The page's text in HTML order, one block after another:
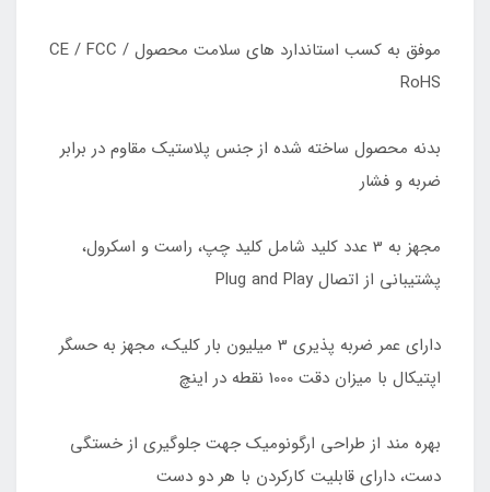
موفق به کسب استاندارد های سلامت محصول CE / FCC /
RoHS
بدنه محصول ساخته شده از جنس پلاستیک مقاوم در برابر
ضربه و فشار
مجهز به 3 عدد کلید شامل کلید چپ، راست و اسکرول،
پشتیبانی از اتصال Plug and Play
دارای عمر ضربه پذیری 3 میلیون بار کلیک، مجهز به حسگر
اپتیکال با میزان دقت 1000 نقطه در اینچ
بهره مند از طراحی ارگونومیک جهت جلوگیری از خستگی
دست، دارای قابلیت کارکردن با هر دو دست